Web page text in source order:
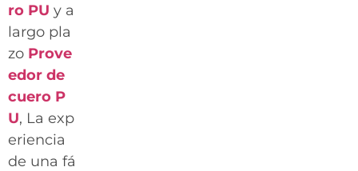
ro PU y a
largo pla
zo Prove
edor de
cuero P
U, La exp
eriencia
de una fá